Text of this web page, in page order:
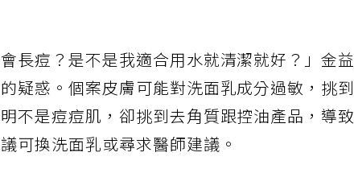
長痘？是不是我適合用水就清潔就好？」金益
疑惑。個案皮膚可能對洗面乳成分過敏，挑到
不是痘痘肌，卻挑到去角質跟控油產品，導致
可換洗面乳或尋求醫師建議。